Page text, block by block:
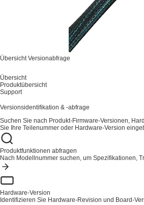
Übersicht Versionabfrage
Übersicht
Produktübersicht
Support
Versionsidentifikation & -abfrage
Suchen Sie nach Produkt-Firmware-Versionen,
Sie Ihre Teilenummer oder Hardware-Version
Produktfunktionen abfragen
Nach Modellnummer suchen, um Spezifikationen,
Hardware-Version
Identifizieren Sie Hardware-Revision und Board-